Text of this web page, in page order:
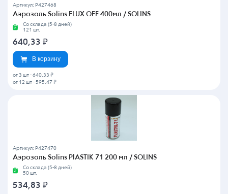
Артикул: P427468
Аэрозоль Solins FLUX OFF 400мл / SOLINS
Со склада (5-8 дней)
121 шт.
640,33 ₽
В корзину
от 3 шт - 640.33 ₽
от 12 шт - 595.47 ₽
Артикул: P427470
Аэрозоль Solins PlASTIK 71 200 мл / SOLINS
Со склада (5-8 дней)
50 шт.
534,83 ₽